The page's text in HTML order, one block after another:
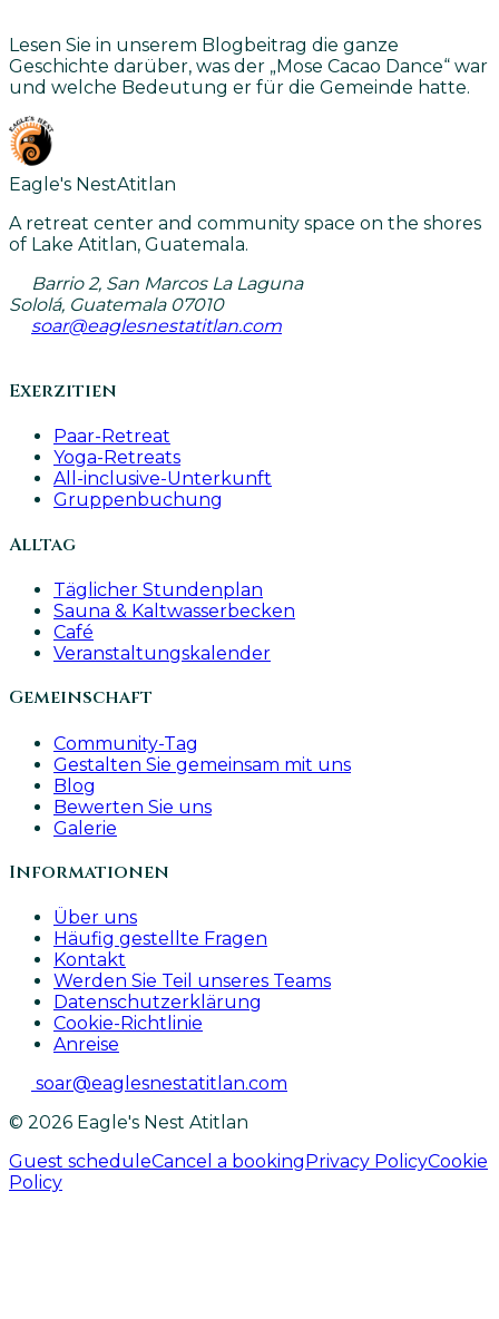
Lesen Sie in unserem Blogbeitrag die ganze
Geschichte darüber, was der „Mose Cacao Dance“ war
und welche Bedeutung er für die Gemeinde hatte.
Eagle's NestAtitlan
A retreat center and community space on the shores
of Lake Atitlan, Guatemala.
Barrio 2, San Marcos La Laguna
Sololá, Guatemala 07010
soar@eaglesnestatitlan.com
Exerzitien
Paar-Retreat
Yoga-Retreats
All-inclusive-Unterkunft
Gruppenbuchung
Alltag
Täglicher Stundenplan
Sauna & Kaltwasserbecken
Café
Veranstaltungskalender
Gemeinschaft
Community-Tag
Gestalten Sie gemeinsam mit uns
Blog
Bewerten Sie uns
Galerie
Informationen
Über uns
Häufig gestellte Fragen
Kontakt
Werden Sie Teil unseres Teams
Datenschutzerklärung
Cookie-Richtlinie
Anreise
soar@eaglesnestatitlan.com
© 2026 Eagle's Nest Atitlan
Guest scheduleCancel a bookingPrivacy PolicyCookie
Policy